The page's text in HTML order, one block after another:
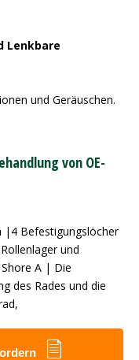
Lenkbare
und Geräuschen.
von OE-
|4 Befestigungslöcher
und
A | Die
des Rades und die